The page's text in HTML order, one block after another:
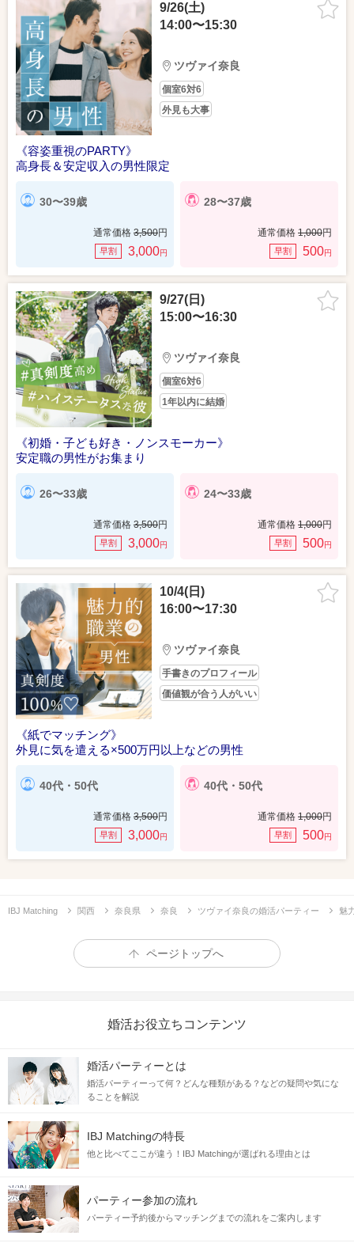
9/26(土)
14:00〜15:30
ツヴァイ奈良
個室6対6
外見も大事
《容姿重視のPARTY》
高身長＆安定収入の男性限定
30〜39歳
通常価格 3,500円
早割 3,000円
28〜37歳
通常価格 1,000円
早割 500円
9/27(日)
15:00〜16:30
ツヴァイ奈良
個室6対6
1年以内に結婚
《初婚・子ども好き・ノンスモーカー》
安定職の男性がお集まり
26〜33歳
通常価格 3,500円
早割 3,000円
24〜33歳
通常価格 1,000円
早割 500円
10/4(日)
16:00〜17:30
ツヴァイ奈良
手書きのプロフィール
価値観が合う人がいい
《紙でマッチング》
外見に気を遣える×500万円以上などの男性
40代・50代
通常価格 3,500円
早割 3,000円
40代・50代
通常価格 1,000円
早割 500円
IBJ Matching 関西 奈良県 奈良 ツヴァイ奈良の婚活パーティー 魅
ページトップへ
婚活お役立ちコンテンツ
婚活パーティーとは
婚活パーティーって何？どんな種類がある？などの疑問や気にな
ることを解説
IBJ Matchingの特長
他と比べてここが違う！IBJ Matchingが選ばれる理由とは
パーティー参加の流れ
パーティー予約後からマッチングまでの流れをご案内します